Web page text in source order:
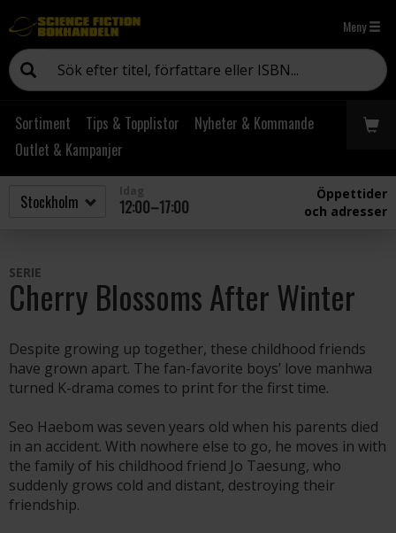
Meny
Sortiment Tips & Topplistor
Nyheter & Kommande
Outlet & Kampanjer
12:00–17:00
Öppettider
och adresser
SERIE
Cherry Blossoms After Winter
Despite growing up together, these childhood friends
have grown apart. The fan-favorite boys’ love manhwa
turned K-drama comes to print for the first time.
Seo Haebom was seven years old when his parents died
in an accident. With nowhere else to go, he moves in with
the family of his childhood friend Jo Taesung, who
suddenly grows cold and distant, destroying their
friendship.